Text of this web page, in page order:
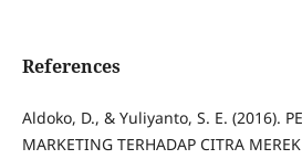
References
Aldoko, D., & Yuliyanto, S. E. (2016).
MARKETING TERHADAP CITRA